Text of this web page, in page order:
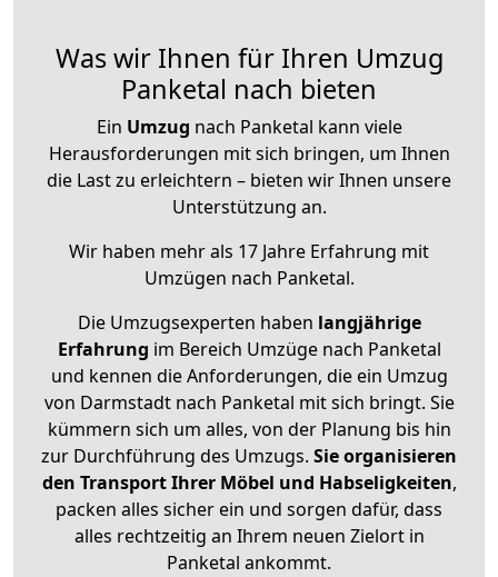
Was wir Ihnen für Ihren Umzug
Panketal nach bieten
Ein Umzug nach Panketal kann viele
Herausforderungen mit sich bringen, um Ihnen
die Last zu erleichtern – bieten wir Ihnen unsere
Unterstützung an.
Wir haben mehr als 17 Jahre Erfahrung mit
Umzügen nach Panketal.
Die Umzugsexperten haben langjährige
Erfahrung im Bereich Umzüge nach Panketal
und kennen die Anforderungen, die ein Umzug
von Darmstadt nach Panketal mit sich bringt. Sie
kümmern sich um alles, von der Planung bis hin
zur Durchführung des Umzugs. Sie organisieren
den Transport Ihrer Möbel und Habseligkeiten,
packen alles sicher ein und sorgen dafür, dass
alles rechtzeitig an Ihrem neuen Zielort in
Panketal ankommt.